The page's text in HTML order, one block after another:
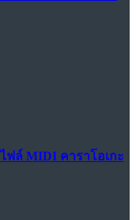
ฟล์ MIDI คาราโอเกะ